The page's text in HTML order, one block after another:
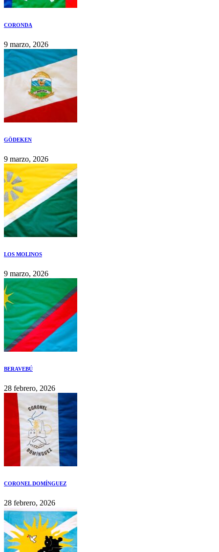
CORONDA
9 marzo, 2026
GÖDEKEN
9 marzo, 2026
LOS MOLINOS
9 marzo, 2026
BERAVEBÚ
28 febrero, 2026
CORONEL DOMÍNGUEZ
28 febrero, 2026